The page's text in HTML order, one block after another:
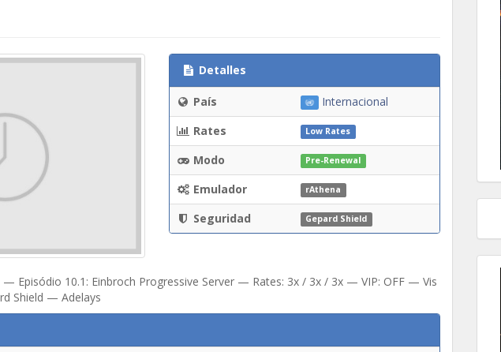
Detalles
País
Internacional
Rates
Low Rates
Modo Pre-Renewal
Emulador rAthena
Seguridad Gepard Shield
Episódio 10.1: Einbroch Progressive Server — Rates: 3x / 3x / 3x — VIP: OFF — Vis
Shield — Adelays